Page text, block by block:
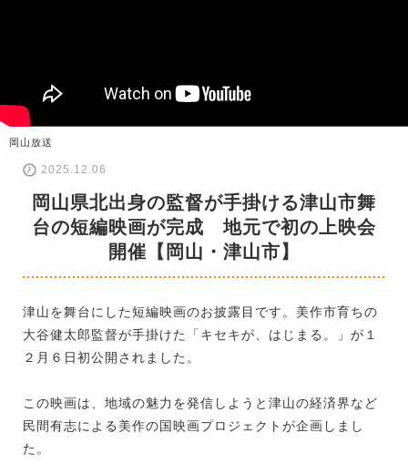
岡山放送
2025.12.06
岡山県北出身の監督が手掛ける津山市舞
台の短編映画が完成 地元で初の上映会
開催【岡山・津山市】
津山を舞台にした短編映画のお披露目です。美作市育ちの
大谷健太郎監督が手掛けた「キセキが、はじまる。」が１
２月６日初公開されました。
この映画は、地域の魅力を発信しようと津山の経済界など
民間有志による美作の国映画プロジェクトが企画しまし
た。